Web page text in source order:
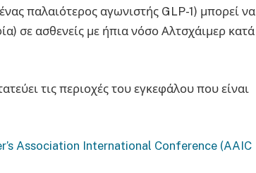
παλαιότερος αγωνιστής GLP-1) μπορεί να
σε ασθενείς με ήπια νόσο Αλτσχάιμερ κατά
τις περιοχές του εγκεφάλου που είναι
Association International Conference (AAIC